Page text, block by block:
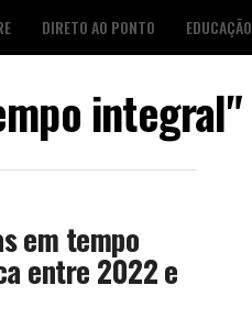
DIRETO AO PONTO EDUCAÇÃO
integral"
em tempo
entre 2022 e